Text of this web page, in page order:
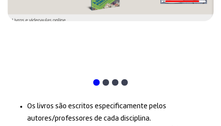
Os livros são escritos especificamente pelos
autores/professores de cada disciplina.